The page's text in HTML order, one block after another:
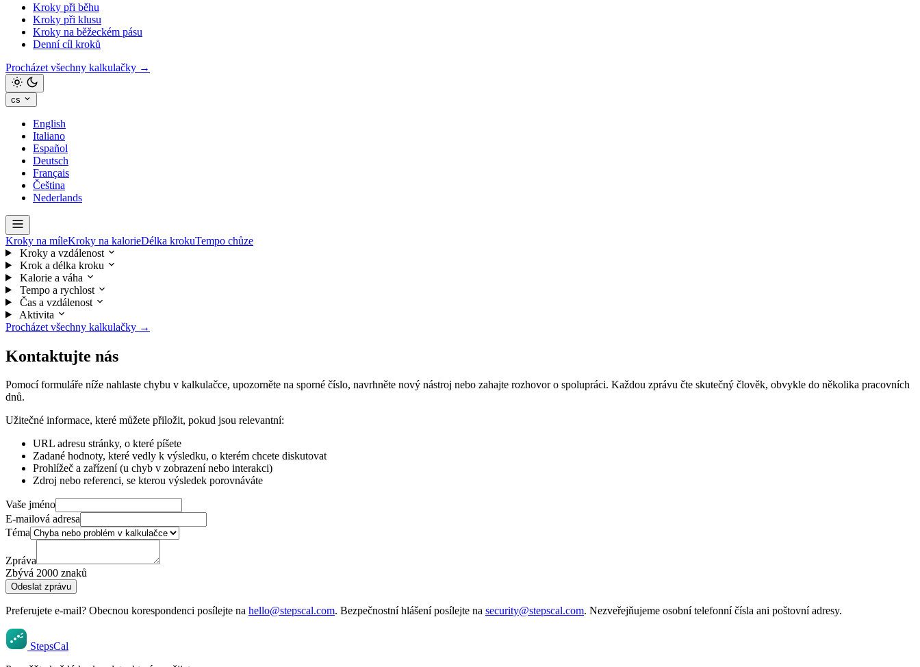
Kroky při běhu
Kroky při klusu
Kroky na běžeckém pásu
Denní cíl kroků
Procházet všechny kalkulačky →
cs
English
Italiano
Español
Deutsch
Français
Čeština
Nederlands
Kroky na míleKroky na kalorieDélka krokuTempo chůze
Kroky a vzdálenost
Krok a délka kroku
Kalorie a váha
Tempo a rychlost
Čas a vzdálenost
Aktivita
Procházet všechny kalkulačky →
Kontaktujte nás
Pomocí formuláře níže nahlaste chybu v kalkulačce, upozorněte na sporné číslo, navrhněte nový nástroj nebo zahajte rozhovor o spolupráci. Každou zprávu čte skutečný člověk, obvykle do několika pracovních
dnů.
Užitečné informace, které můžete přiložit, pokud jsou relevantní:
URL adresu stránky, o které píšete
Zadané hodnoty, které vedly k výsledku, o kterém chcete diskutovat
Prohlížeč a zařízení (u chyb v zobrazení nebo interakci)
Zdroj nebo referenci, se kterou výsledek porovnáváte
Vaše jméno
E-mailová adresa
Téma
Zpráva
Zbývá 2000 znaků
Odeslat zprávu
Preferujete e-mail? Obecnou korespondenci posílejte na hello@stepscal.com. Bezpečnostní hlášení posílejte na security@stepscal.com. Nezveřejňujeme osobní telefonní čísla ani poštovní adresy.
StepsCal